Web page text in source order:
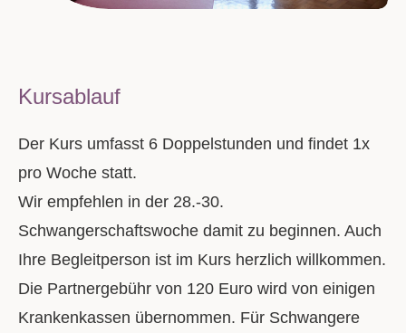
Kursablauf
Der Kurs umfasst 6 Doppelstunden und findet 1x
pro Woche statt.
Wir empfehlen in der 28.-30.
Schwangerschaftswoche damit zu beginnen. Auch
Ihre Begleitperson ist im Kurs herzlich willkommen.
Die Partnergebühr von 120 Euro wird von einigen
Krankenkassen übernommen. Für Schwangere